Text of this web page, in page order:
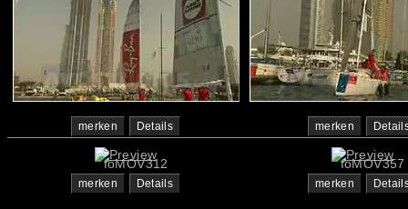
merken Details merken
foMOV312
merken Details
foMOV357
merken